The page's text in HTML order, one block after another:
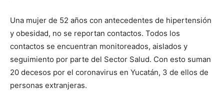
Una mujer de 52 años con antecedentes de hipertensión
y obesidad, no se reportan contactos. Todos los
contactos se encuentran monitoreados, aislados y
seguimiento por parte del Sector Salud. Con esto suman
20 decesos por el coronavirus en Yucatán, 3 de ellos de
personas extranjeras.